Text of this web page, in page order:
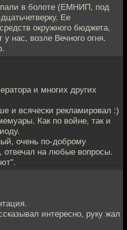
в болоте (ЕМНИП, под
Ее
окружного бюджета,
нас, возле Вечного огня.
и многих других
и всячески рекламировал :)
Как по войне, так и
очень по-доброму
отвечал на любые вопросы.
интересно, руку жал